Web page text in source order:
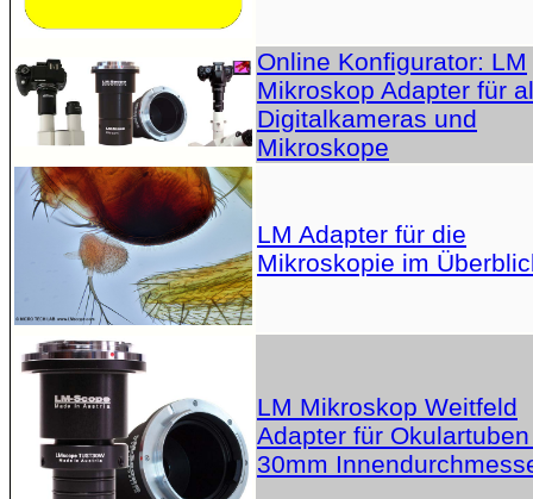
Online Konfigurator: LM
Mikroskop Adapter für
Digitalkameras und
Mikroskope
LM Adapter für die
Mikroskopie im
LM Mikroskop Weitfeld
Adapter für
30mm